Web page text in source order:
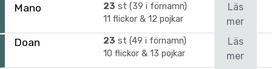
Mano 23 st (39 i förnamn)
11 flickor & 12 pojkar
Läs
mer
Doan 23 st (49 i förnamn)
10 flickor & 13 pojkar
Läs
mer